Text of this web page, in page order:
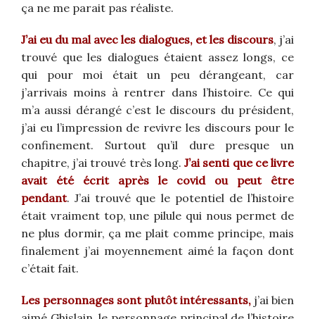
ça ne me parait pas réaliste.
J’ai eu du mal avec les dialogues, et les discours, j’ai
trouvé que les dialogues étaient assez longs, ce
qui pour moi était un peu dérangeant, car
j’arrivais moins à rentrer dans l’histoire. Ce qui
m’a aussi dérangé c’est le discours du président,
j’ai eu l’impression de revivre les discours pour le
confinement. Surtout qu’il dure presque un
chapitre, j’ai trouvé très long.J’ai senti que ce livre
avait été écrit après le covid ou peut être
pendant. J’ai trouvé que le potentiel de l’histoire
était vraiment top, une pilule qui nous permet de
ne plus dormir, ça me plait comme principe, mais
finalement j’ai moyennement aimé la façon dont
c’était fait.
Les personnages sont plutôt intéressants, j’ai bien